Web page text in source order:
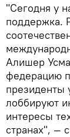
"Сегодня у
поддержка.
Алишер
федерацию
президенты
лоббируют
интересы
странах", —